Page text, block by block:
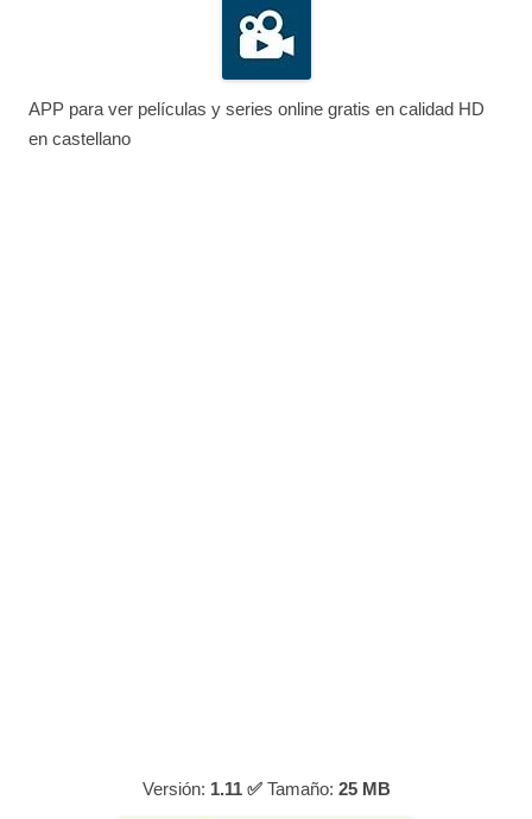
APP para ver películas y series online gratis en calidad HD
en castellano
Versión: 1.11 ✅ Tamaño: 25 MB